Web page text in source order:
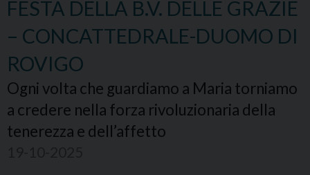
FESTA DELLA B.V. DELLE GRAZIE
– CONCATTEDRALE-DUOMO DI
ROVIGO
Ogni volta che guardiamo a Maria torniamo
a credere nella forza rivoluzionaria della
tenerezza e dell’affetto